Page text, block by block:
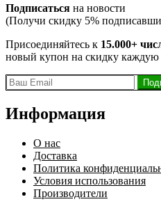
Подписаться на новости
(Получи скидку 5%
Присоединяйтесь к 15.000+
новый купон на скидку каждую
Информация
О нас
Доставка
Политика
Условия использования
Производители